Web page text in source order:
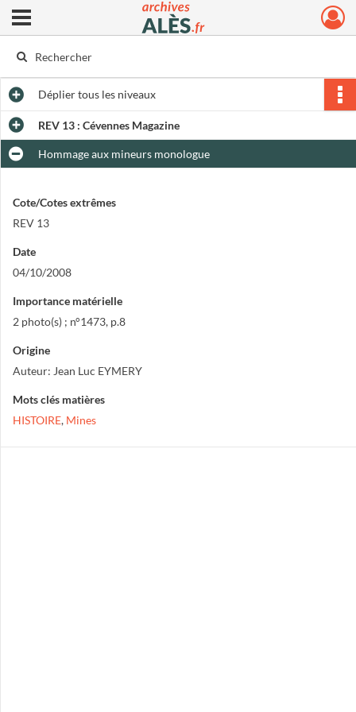
Archives municipales d'Alès
Ouvrir le menu déroulant
Dépliertous les niveaux
REV 13 : Cévennes Magazine
Hommage aux mineurs monologue
Cote/Cotes extrêmes
REV 13
Date
04/10/2008
Importance matérielle
2 photo(s) ; n°1473, p.8
Origine
Auteur: Jean Luc EYMERY
Mots clés matières
HISTOIRE, Mines